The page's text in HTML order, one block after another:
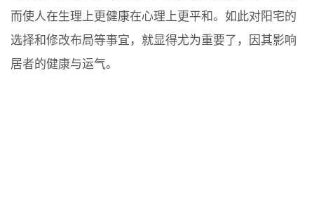
而使人在生理上更健康在心理上更平和。如此对阳宅的
选择和修改布局等事宜，就显得尤为重要了，因其影响
居者的健康与运气。